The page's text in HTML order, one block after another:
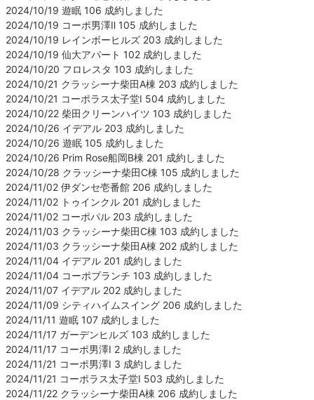
2024/10/19 遊眠 106 成約しました
2024/10/19 コーポ男澤Ⅱ 105 成約しました
2024/10/19 レインボーヒルズ 203 成約しました
2024/10/19 仙大アパート 102 成約しました
2024/10/20 フロレスタ 103 成約しました
2024/10/21 クラッシーナ柴田A棟 203 成約しました
2024/10/21 コーポラス太子堂Ⅰ 504 成約しました
2024/10/22 柴田クリーンハイツ 103 成約しました
2024/10/26 イデアル 203 成約しました
2024/10/26 遊眠 105 成約しました
2024/10/26 Prim Rose船岡B棟 201 成約しました
2024/10/28 クラッシーナ柴田C棟 105 成約しました
2024/11/02 伊ダンセ壱番館 206 成約しました
2024/11/02 トゥインクル 201 成約しました
2024/11/02 コーポパル 203 成約しました
2024/11/03 クラッシーナ柴田C棟 103 成約しました
2024/11/03 クラッシーナ柴田A棟 202 成約しました
2024/11/04 イデアル 201 成約しました
2024/11/04 コーポブランチ 103 成約しました
2024/11/07 イデアル 202 成約しました
2024/11/09 シティハイムスイング 206 成約しました
2024/11/11 遊眠 107 成約しました
2024/11/17 ガーデンヒルズ 103 成約しました
2024/11/17 コーポ男澤Ⅰ 2 成約しました
2024/11/21 コーポ男澤Ⅰ 3 成約しました
2024/11/21 コーポラス太子堂Ⅰ 503 成約しました
2024/11/22 クラッシーナ柴田A棟 206 成約しました